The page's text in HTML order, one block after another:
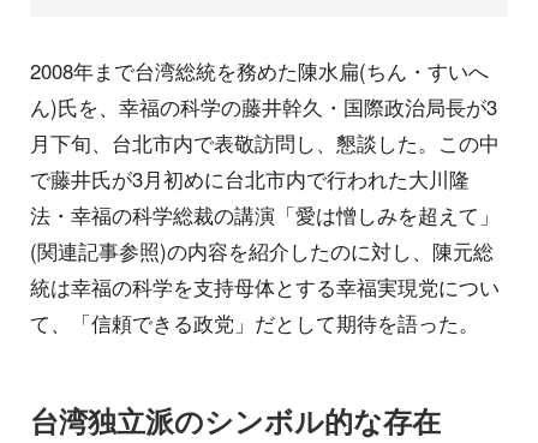
2008年まで台湾総統を務めた陳水扁(ちん・すいへ
ん)氏を、幸福の科学の藤井幹久・国際政治局長が3
月下旬、台北市内で表敬訪問し、懇談した。この中
で藤井氏が3月初めに台北市内で行われた大川隆
法・幸福の科学総裁の講演「愛は憎しみを超えて」
(関連記事参照)の内容を紹介したのに対し、陳元総
統は幸福の科学を支持母体とする幸福実現党につい
て、「信頼できる政党」だとして期待を語った。
台湾独立派のシンボル的な存在